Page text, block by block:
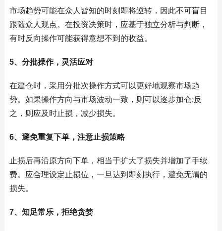
市场趋势可能在众人皆知的时刻即将逆转，因此不可盲目
跟随众人观点。在投资决策时，应基于独立分析与判断，
有时反向操作可能获得意想不到的收益。
5、分批操作，灵活应对
在建仓时，采用分批次操作方式可以更好地观察市场趋
势。如果操作方向与市场波动一致，则可以逐步加仓;反
之，则应及时止损，减少损失。
6、避免重复下单，注意止损策略
止损后再沿原方向下单，相当于扩大了损失并增加了手续
费。应合理设定止损位，一旦达到即刻执行，避免无谓的
损失。
7、知足常乐，拒绝贪婪